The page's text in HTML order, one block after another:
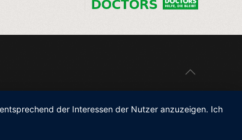
der Interessen der Nutzer anzuzeigen. Ich